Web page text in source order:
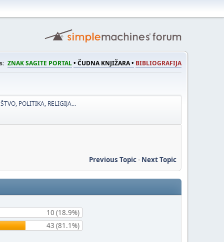
ZNAK SAGITE PORTAL• ČUDNA KNJIŽARA • BIBLIOGRAFIJA
POLITIKA, RELIGIJA...
Previous Topic- Next Topic
10 (18.9%)
43 (81.1%)